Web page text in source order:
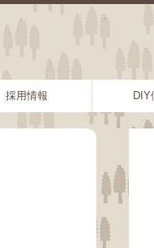
採用情報 DIY